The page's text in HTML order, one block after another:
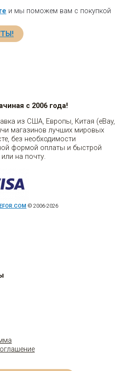
и мы поможем вам с покупкой
с 2006 года!
из США, Европы, Китая (eBay,
магазинов лучших мировых
без необходимости
формой оплаты и быстрой
на почту.
© 2006-2026